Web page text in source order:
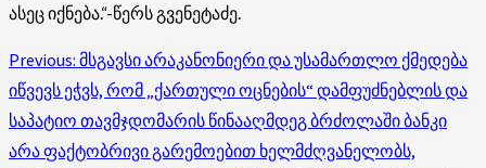
ასეც იქნება.“-წერს გვენეტაძე.
Post
navigation
Previous: მსგავსი არაკანონიერი და უსამართლო ქმედება
იწვევს ეჭვს, რომ „ქართული ოცნების“ დამფუძნებლის და
საპატიო თავმჯდომარის წინააღმდეგ ბრძოლაში ბანკი
არა ფაქტობრივი გარემოებით ხელმძღვანელობს,